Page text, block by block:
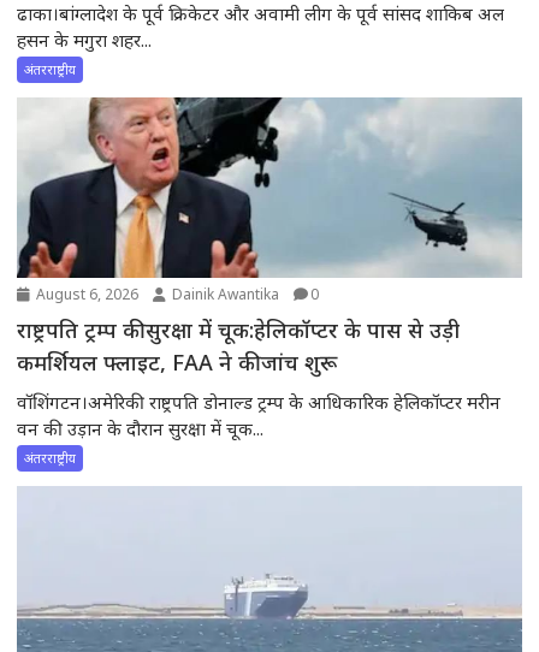
ढाका।बांग्लादेश के पूर्व क्रिकेटर और अवामी लीग के पूर्व सांसद शाकिब अल
हसन के मगुरा शहर...
अंतरराष्ट्रीय
August 6, 2026 Dainik Awantika 0
राष्ट्रपति ट्रम्प की सुरक्षा में चूक:हेलिकॉप्टर के पास से उड़ी
कमर्शियल फ्लाइट, FAA ने की जांच शुरू
वॉशिंगटन।अमेरिकी राष्ट्रपति डोनाल्ड ट्रम्प के आधिकारिक हेलिकॉप्टर मरीन
वन की उड़ान के दौरान सुरक्षा में चूक...
अंतरराष्ट्रीय